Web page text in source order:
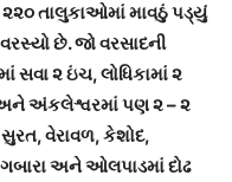
૨૨૦ તાલુકાઓમાં માવઠું પડ્યું
છે. જો વરસાદની
સવા ૨ ઇંચ, લોધિકામાં ૨
અંકલેશ્વરમાં પણ ૨ – ૨
વેરાવળ, કેશોદ,
અને ઓલપાડમાં દોઢ